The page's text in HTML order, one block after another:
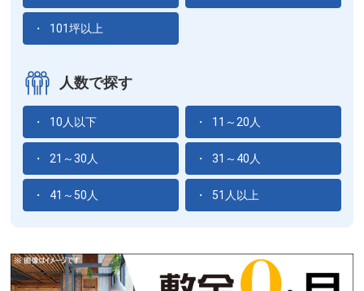
101坪以上
人数で探す
10人以下 11～20人
21～30人 31～40人
41～50人 51人以上